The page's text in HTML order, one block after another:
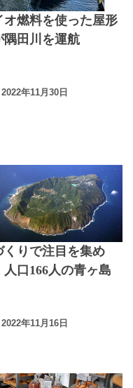
オ燃料を使った屋形
隅田川を運航
2022年11月30日
くりで注目を集め
人口166人の青ヶ島
2022年11月16日